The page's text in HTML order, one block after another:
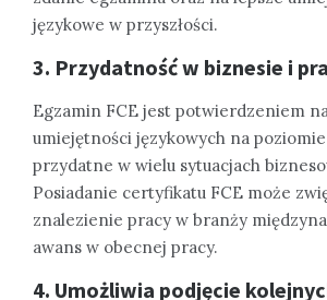
językowe w przyszłości.
3. Przydatność w biznesie i
Egzamin FCE jest potwierdzeniem
umiejętności językowych na
przydatne w wielu sytuacjach
Posiadanie certyfikatu FCE może
znalezienie pracy w branży
awans w obecnej pracy.
4. Umożliwia podjęcie